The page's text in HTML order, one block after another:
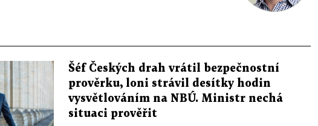
Šéf Českých drah vrátil bezpečnostní
prověrku, loni strávil desítky hodin
vysvětlováním na NBÚ. Ministr nechá
situaci prověřit